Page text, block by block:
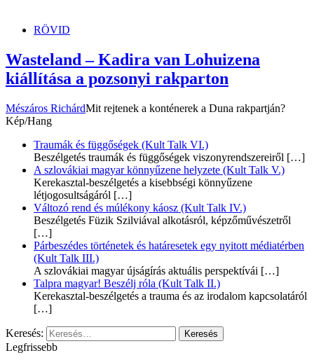
RÖVID
Wasteland – Kadira van Lohuizena
kiállítása a pozsonyi rakparton
Mészáros RichárdMit rejtenek a konténerek a Duna rakpartján?
Kép/Hang
Traumák és függőségek (Kult Talk VI.)
Beszélgetés traumák és függőségek viszonyrendszereiről […]
A szlovákiai magyar könnyűzene helyzete (Kult Talk V.)
Kerekasztal-beszélgetés a kisebbségi könnyűzene
létjogosultságáról […]
Változó rend és múlékony káosz (Kult Talk IV.)
Beszélgetés Füzik Szilviával alkotásról, képzőművészetről
[…]
Párbeszédes történetek és határesetek egy nyitott médiatérben
(Kult Talk III.)
A szlovákiai magyar újságírás aktuális perspektívái […]
Talpra magyar! Beszélj róla (Kult Talk II.)
Kerekasztal-beszélgetés a trauma és az irodalom kapcsolatáról
[…]
Keresés:
Legfrissebb